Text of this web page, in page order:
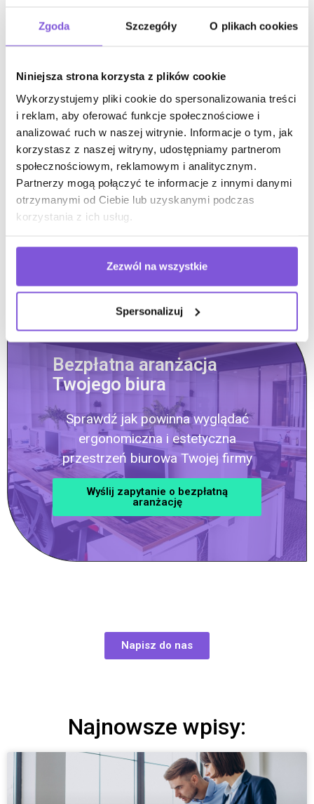
Zgoda Szczegóły O plikach cookies
Niniejsza strona korzysta z plików cookie
Wykorzystujemy pliki cookie do spersonalizowania treści
i reklam, aby oferować funkcje społecznościowe i
analizować ruch w naszej witrynie. Informacje o tym, jak
korzystasz z naszej witryny, udostępniamy partnerom
społecznościowym, reklamowym i analitycznym.
Partnerzy mogą połączyć te informacje z innymi danymi
otrzymanymi od Ciebie lub uzyskanymi podczas
korzystania z ich usług.
Zezwól na wszystkie
Spersonalizuj
Rola werbalnej i
niewerbalnej komunikacji w
proksemice
Rola mowy ciała oraz komunikacji werbalnej w proksemice
jest niezwykle ważna. Nasi eksperci doskonale ją
rozumieją i wykorzystują podczas pracy nad aranżacją
przestrzeni biurowych. Skorzystaj z naszego
doświadczenia, aby poprawić relacje w zespole i
stworzyć miejsce o klimacie, w którym chce się pracować.
Zapraszamy do kontaktu!
Bezpłatna aranżacja
Twojego biura
Sprawdź jak powinna wyglądać
ergonomiczna i estetyczna
przestrzeń biurowa Twojej firmy
Wyślij zapytanie o bezpłatną
aranżację
Napisz do nas
Najnowsze wpisy: